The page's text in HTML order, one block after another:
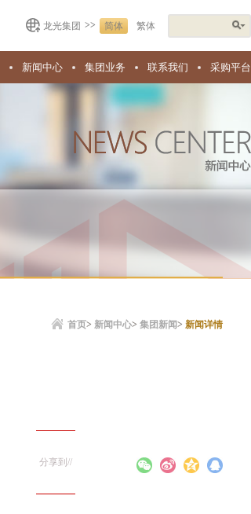
龙光集团 >> 简体 繁体
新闻中心 集团业务 联系我们 采购平台
首页> 新闻中心> 集团新闻> 新闻详情
分享到//